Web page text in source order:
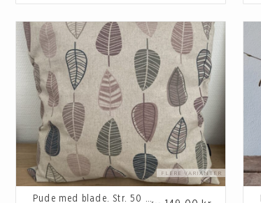
Pude med blade. Str. 50 x 50 cm